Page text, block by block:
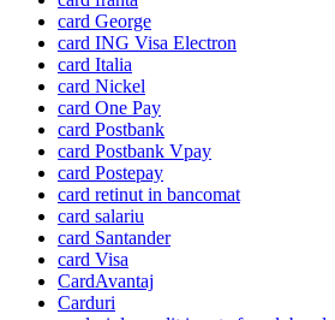
card George
card ING Visa Electron
card Italia
card Nickel
card One Pay
card Postbank
card Postbank Vpay
card Postepay
card retinut in bancomat
card salariu
card Santander
card Visa
CardAvantaj
Carduri